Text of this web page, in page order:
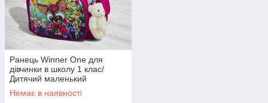
Ранець Winner One для
дівчинки в школу 1 клас/
Дитячий маленький
портфель з собачкою/
Шкільний каркасний рюкзак
Немає в наявності